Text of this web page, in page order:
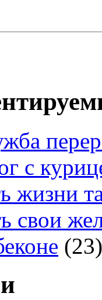
с
жизни
свои
(23)